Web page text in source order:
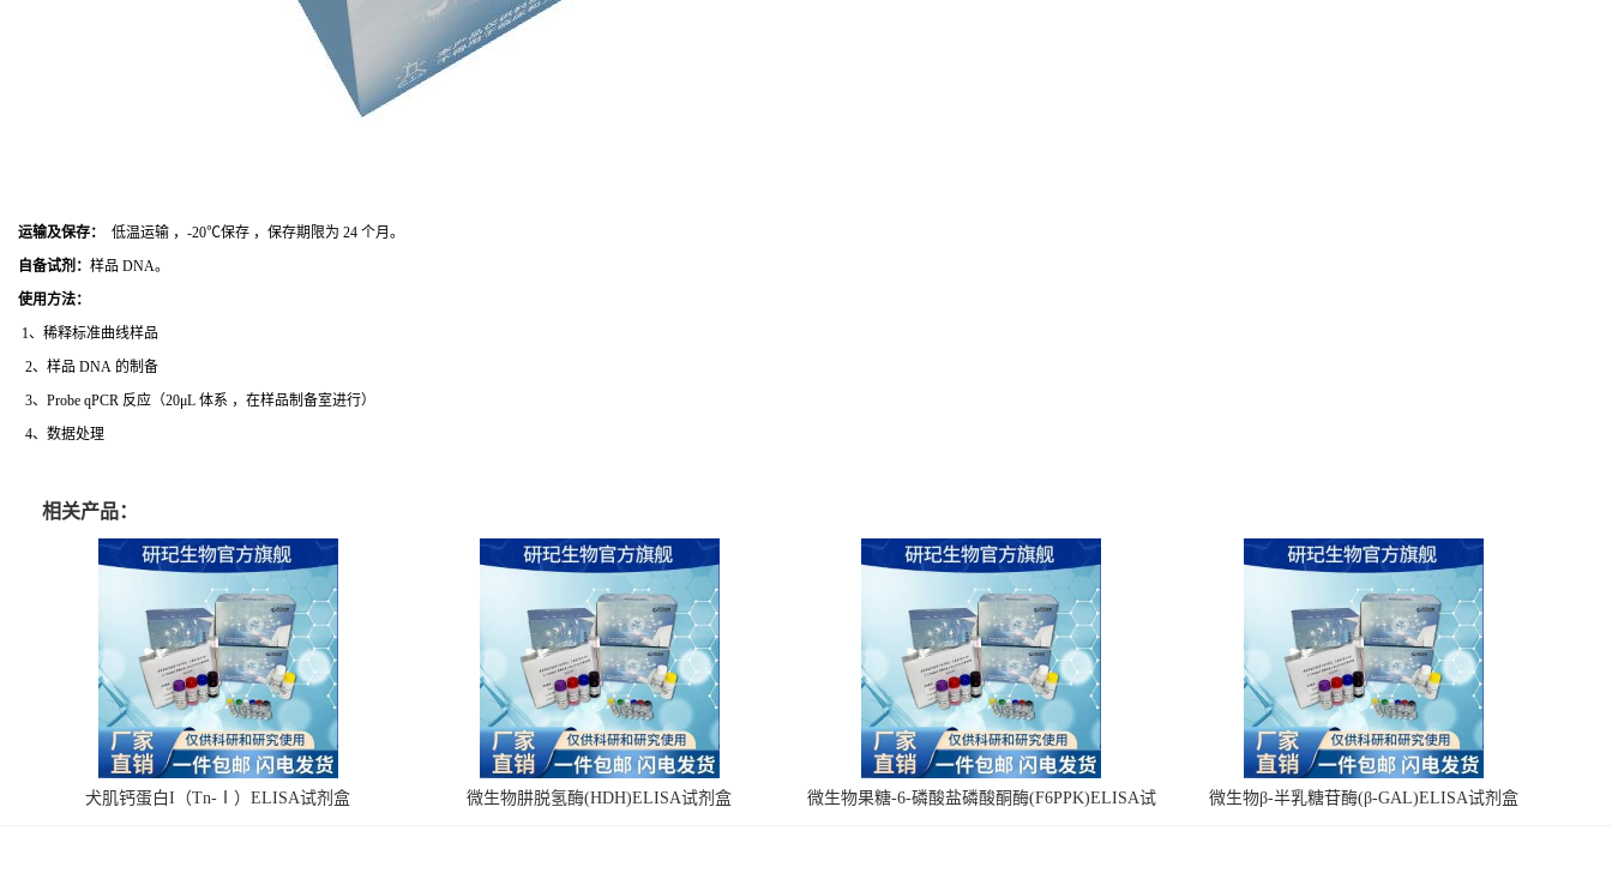
运输及保存：
低温运输 ，-20℃保存 ，保存期限为 24 个月。
自备试剂： 样品 DNA。
使用方法：
1、稀释标准曲线样品
2、样品 DNA 的制备
3、Probe qPCR 反应（20μL 体系 ，在样品制备室进行）
4、数据处理
相关产品：
犬肌钙蛋白I（Tn-Ⅰ）ELISA试剂盒 微生物肼脱氢酶(HDH)ELISA试剂盒
微生物果糖-6-磷酸盐磷酸酮酶(F6PPK)ELISA试
微生物β-半乳糖苷酶(β-GAL)ELISA试剂盒